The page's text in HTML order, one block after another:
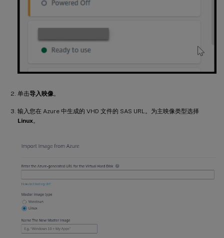
单击导入映像。
输入您在 Azure 中生成的 VHD 文件的 SAS URL。为主映像类型选择
Linux。